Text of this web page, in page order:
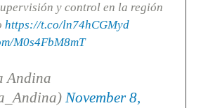
y control en la región
https://t.co/ln74hCGMyd
M0s4FbM8mT
Andina
November 8,